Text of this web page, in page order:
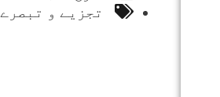
تجزیے و تبصرے